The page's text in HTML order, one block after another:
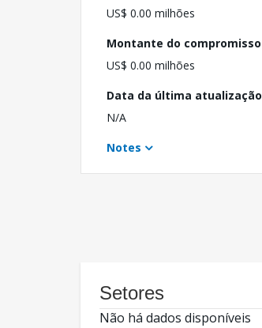
US$ 0.00 milhões
Montante do compromisso
US$ 0.00 milhões
Data da última atualização
N/A
Notes
Setores
Não há dados disponíveis